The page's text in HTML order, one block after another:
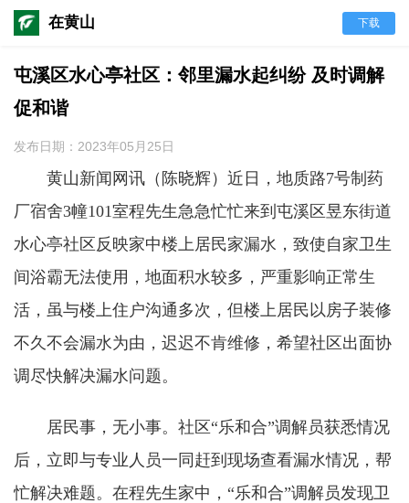
在黄山 下载
屯溪区水心亭社区：邻里漏水起纠纷 及时调解
促和谐
发布日期：2023年05月25日
黄山新闻网讯（陈晓辉） 近日，地质路7号制药
厂宿舍3幢101室程先生急急忙忙来到屯溪区昱东街道
水心亭社区反映家中楼上居民家漏水，致使自家卫生
间浴霸无法使用，地面积水较多，严重影响正常生
活，虽与楼上住户沟通多次，但楼上居民以房子装修
不久不会漏水为由，迟迟不肯维修，希望社区出面协
调尽快解决漏水问题。
居民事，无小事。社区“乐和合”调解员获悉情况
后，立即与专业人员一同赶到现场查看漏水情况，帮
忙解决难题。在程先生家中，“乐和合”调解员发现卫